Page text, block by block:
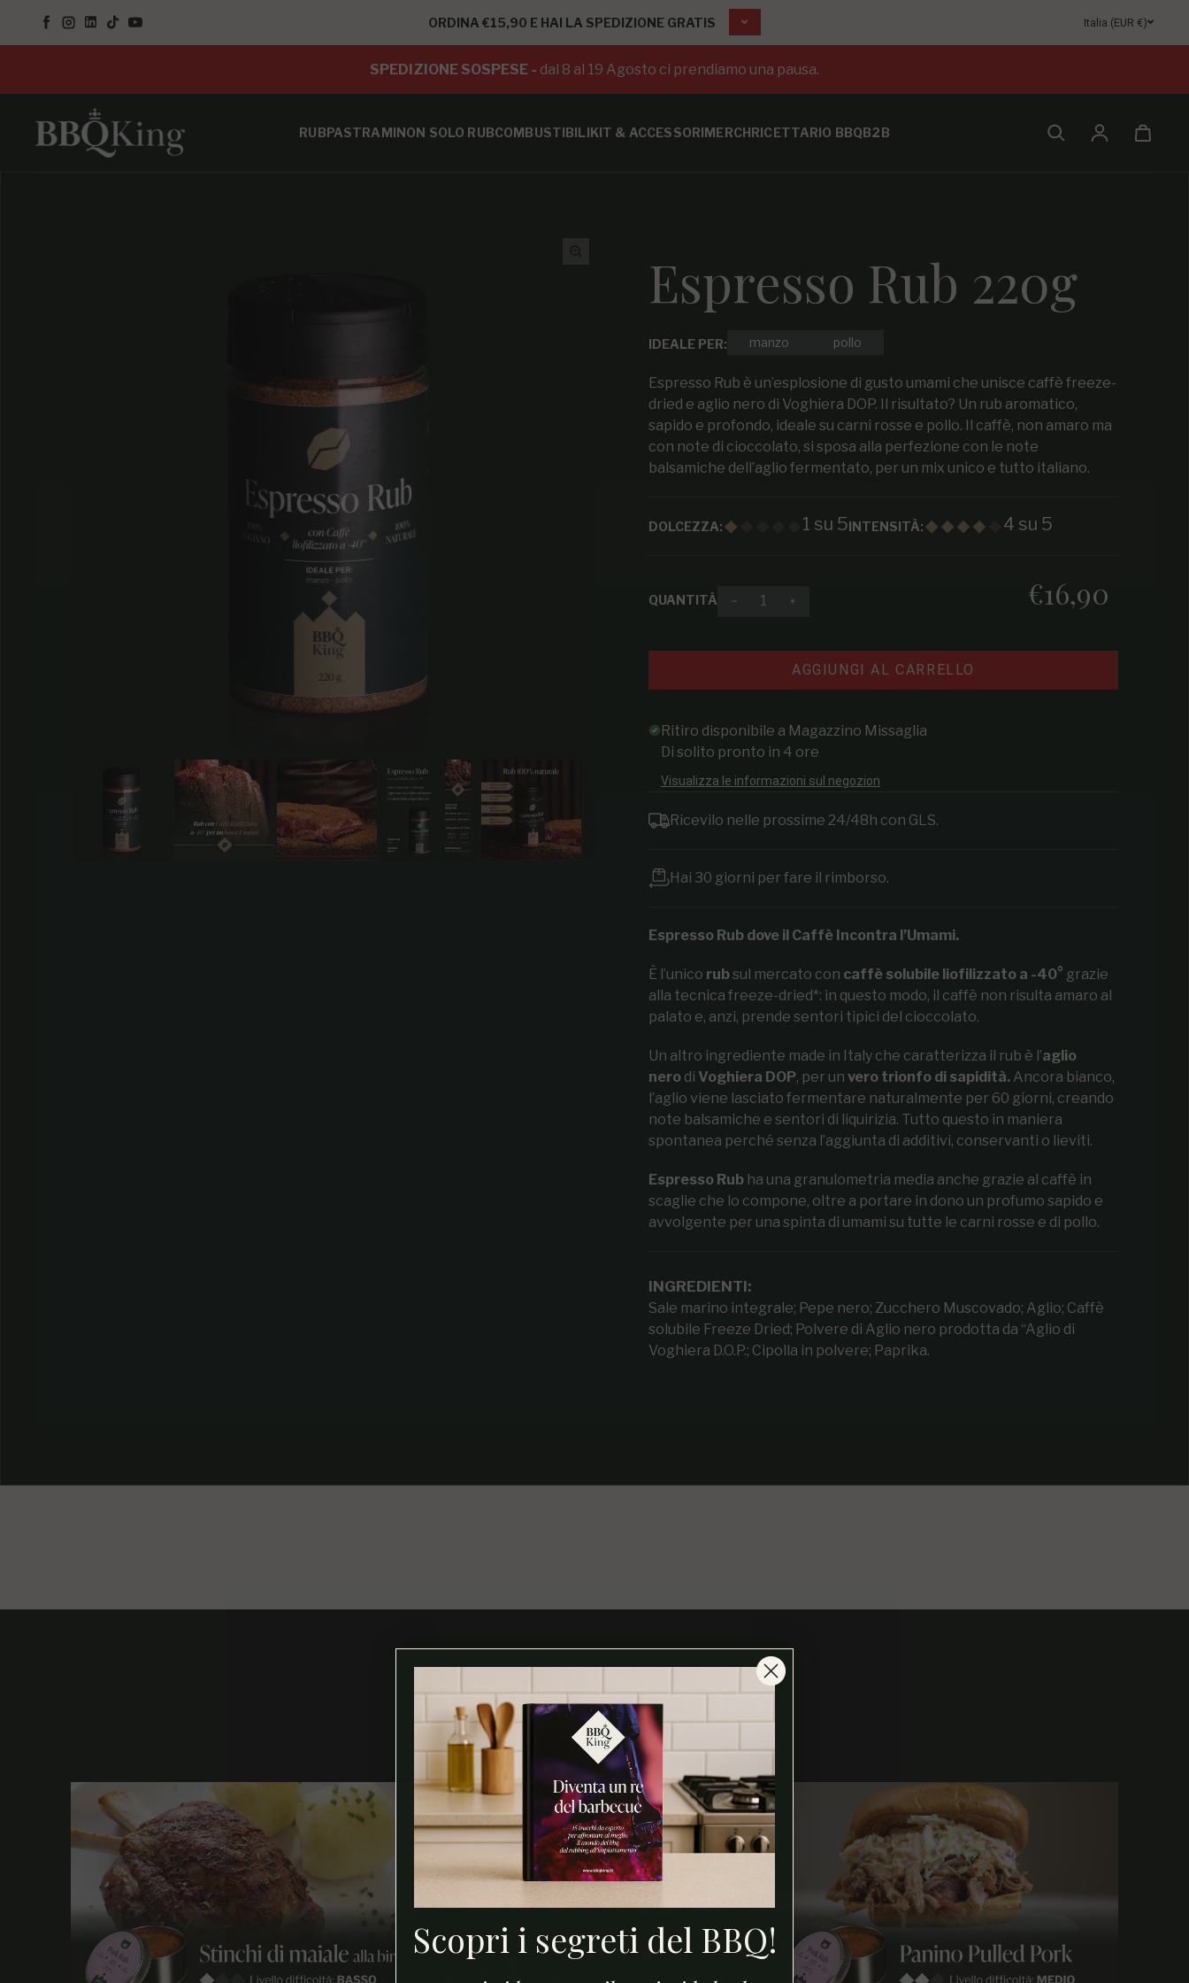
Facebook
Instagram
LinkedIn
TikTokYouTube
ORDINA €15,90 E HAI LA SPEDIZIONE GRATIS Italia (EUR €)
SPEDIZIONE SOSPESE - dal 8 al 19 Agosto ci prendiamo una pausa.
RUBPASTRAMINON SOLO RUBCOMBUSTIBILIKIT & ACCESSORIMERCHRICETTARIO BBQB2B
Accesso
Espresso Rub 220g
IDEALE PER: manzo pollo
Espresso Rub è un’esplosione di gusto umami che unisce caffè freeze-
dried e aglio nero di Voghiera DOP. Il risultato? Un rub aromatico,
sapido e profondo, ideale su carni rosse e pollo. Il caffè, non amaro ma
con note di cioccolato, si sposa alla perfezione con le note
balsamiche dell’aglio fermentato, per un mix unico e tutto italiano.
DOLCEZZA: 1 su 5INTENSITÀ: 4 su 5
QUANTITÀ
Diminuire la quantità per Espresso Rub 220g
Aumenta la quantità per Espresso Rub 220g
Prezzo regolare
€16,90
AGGIUNGI AL CARRELLO
Ritiro disponibile a Magazzino Missaglia
Di solito pronto in 4 ore
Visualizza le informazioni sul negozion
Ricevilo nelle prossime 24/48h con GLS.
Hai 30 giorni per fare il rimborso.
Espresso Rub dove il Caffè Incontra l’Umami.
È l’unico rubsul mercato con caffè solubile liofilizzato a -40° grazie
alla tecnica freeze-dried*: in questo modo, il caffè non risulta amaro al
palato e, anzi, prende sentori tipici del cioccolato.
Un altro ingrediente made in Italy che caratterizza il rub è l’aglio
nerodi Voghiera DOP, per un vero trionfo di sapidità. Ancora bianco,
l’aglio viene lasciato fermentare naturalmente per 60 giorni, creando
note balsamiche e sentori di liquirizia. Tutto questo in maniera
spontanea perché senza l’aggiunta di additivi, conservanti o lieviti.
Espresso Rub ha una granulometria media anche grazie al caffè in
scaglie che lo compone, oltre a portare in dono un profumo sapido e
avvolgente per una spinta di umami su tutte le carni rosse e di pollo.
INGREDIENTI:
Sale marino integrale; Pepe nero; Zucchero Muscovado; Aglio; Caffè
solubile Freeze Dried; Polvere di Aglio nero prodotta da “Aglio di
Voghiera D.O.P.; Cipolla in polvere; Paprika.
Ricette barbecue
Scopri i segreti del BBQ!